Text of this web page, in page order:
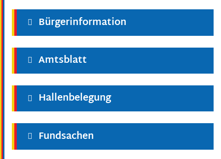
Bürgerinformation
Amtsblatt
Hallenbelegung
Fundsachen